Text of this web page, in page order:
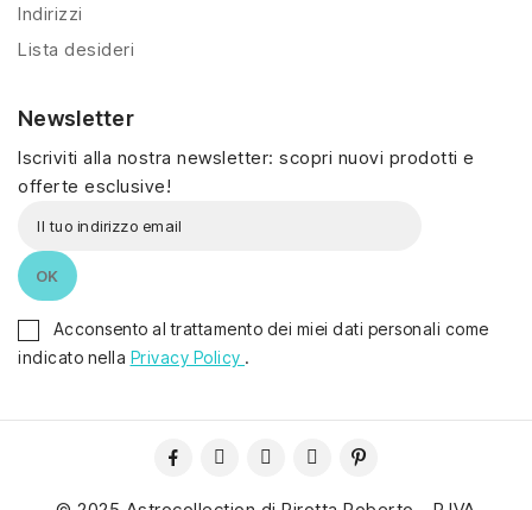
Indirizzi
Lista desideri
Newsletter
Iscriviti alla nostra newsletter: scopri nuovi prodotti e
offerte esclusive!
Acconsento al trattamento dei miei dati personali come
indicato nella Privacy Policy .